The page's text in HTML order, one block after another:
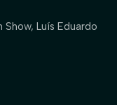
Luís Eduardo